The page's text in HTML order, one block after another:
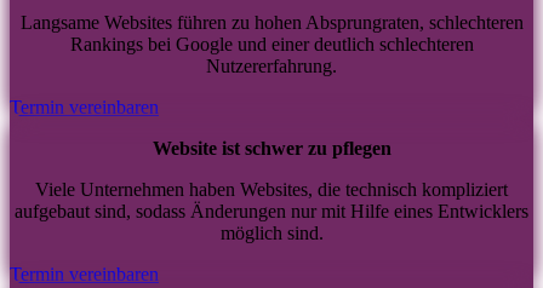
Langsame Websites führen zu hohen Absprungraten, schlechteren
Rankings bei Google und einer deutlich schlechteren
Nutzererfahrung.
Termin vereinbaren
Website ist schwer zu pflegen
Viele Unternehmen haben Websites, die technisch kompliziert
aufgebaut sind, sodass Änderungen nur mit Hilfe eines Entwicklers
möglich sind.
Termin vereinbaren